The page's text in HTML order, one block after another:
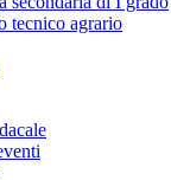
tecnico agrario